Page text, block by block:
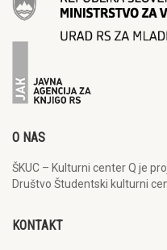
O NAS
ŠKUC – Kulturni center Q je
Društvo Študentski kulturni
KONTAKT